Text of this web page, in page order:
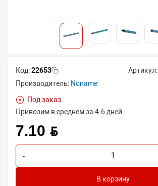
Код:22653 Артикул:
Производитель: Noname
Под заказ
Привозим в среднем за 4-6 дней
7.10 BYN
-
В корзину